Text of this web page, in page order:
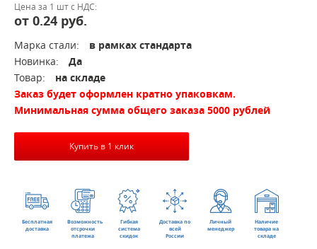
Цена за 1 шт с НДС:
от 0.24 руб.
Марка стали:
в рамках стандарта
Новинка:
Да
Товар:
на складе
Заказ будет оформлен кратно упаковкам.
Минимальная сумма общего заказа 5000 рублей
Купить в 1 клик
Бесплатная
доставка
Возможность
отсрочки
платежа
Гибкая
система
скидок
Доставка по
всей
России
Личный
менеджер
Наличие
товара на
складе